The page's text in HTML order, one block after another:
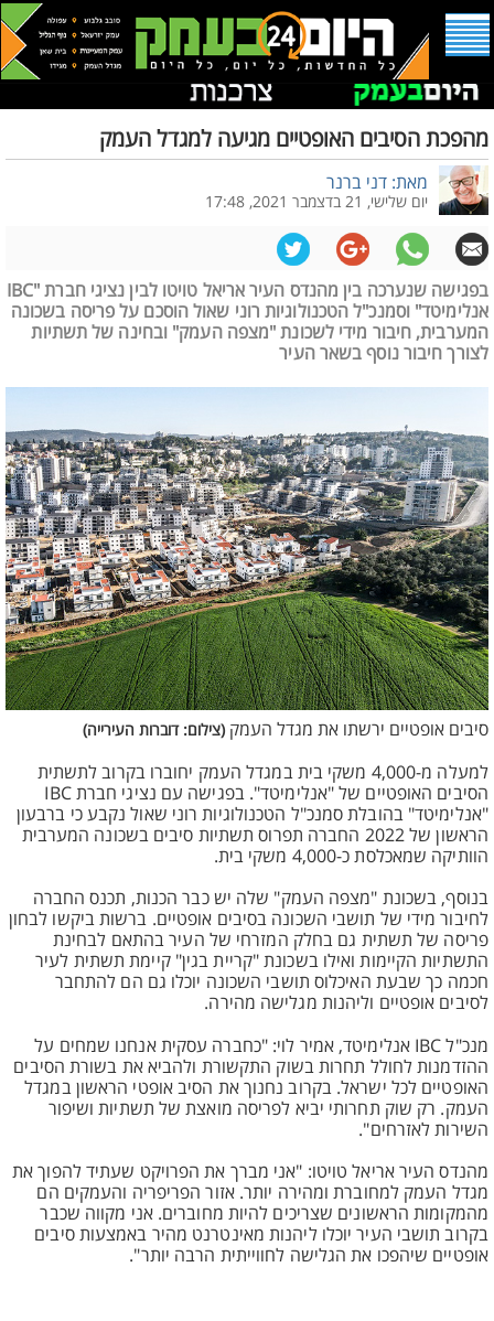
מהפכת הסיבים האופטיים מגיעה למגדל העמק
מאת: דני ברנר
יום שלישי, 21 בדצמבר 2021, 17:48
בפגישה שנערכה בין מהנדס העיר אריאל טויטו לבין נציגי חברת "IBC
אנלימיטד" וסמנכ"ל הטכנולוגיות רוני שאול הוסכם על פריסה בשכונה
המערבית, חיבור מידי לשכונת "מצפה העמק" ובחינה של תשתיות
לצורך חיבור נוסף בשאר העיר
סיבים אופטיים ירשתו את מגדל העמק (צילום: דוברות העירייה)
למעלה מ-4,000 משקי בית במגדל העמק יחוברו בקרוב לתשתית
הסיבים האופטיים של "אנלימיטד". בפגישה עם נציגי חברת IBC
"אנלימיטד" בהובלת סמנכ"ל הטכנולוגיות רוני שאול נקבע כי ברבעון
הראשון של 2022 החברה תפרוס תשתיות סיבים בשכונה המערבית
הוותיקה שמאכלסת כ-4,000 משקי בית.
בנוסף, בשכונת "מצפה העמק" שלה יש כבר הכנות, תכנס החברה
לחיבור מידי של תושבי השכונה בסיבים אופטיים. ברשות ביקשו לבחון
פריסה של תשתית גם בחלק המזרחי של העיר בהתאם לבחינת
התשתיות הקיימות ואילו בשכונת "קריית בגין" קיימת תשתית לעיר
חכמה כך שבעת האיכלוס תושבי השכונה יוכלו גם הם להתחבר
לסיבים אופטיים וליהנות מגלישה מהירה.
מנכ"ל IBC אנלימיטד, אמיר לוי: "כחברה עסקית אנחנו שמחים על
ההזדמנות לחולל תחרות בשוק התקשורת ולהביא את בשורת הסיבים
האופטיים לכל ישראל. בקרוב נחנוך את הסיב אופטי הראשון במגדל
העמק. רק שוק תחרותי יביא לפריסה מואצת של תשתיות ושיפור
השירות לאזרחים".
מהנדס העיר אריאל טויטו: "אני מברך את הפרויקט שעתיד להפוך את
מגדל העמק למחוברת ומהירה יותר. אזור הפריפריה והעמקים הם
מהמקומות הראשונים שצריכים להיות מחוברים. אני מקווה שכבר
בקרוב תושבי העיר יוכלו ליהנות מאינטרנט מהיר באמצעות סיבים
אופטיים שיהפכו את הגלישה לחווייתית הרבה יותר".